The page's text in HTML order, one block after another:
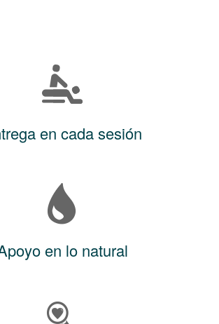
en cada sesión
en lo natural